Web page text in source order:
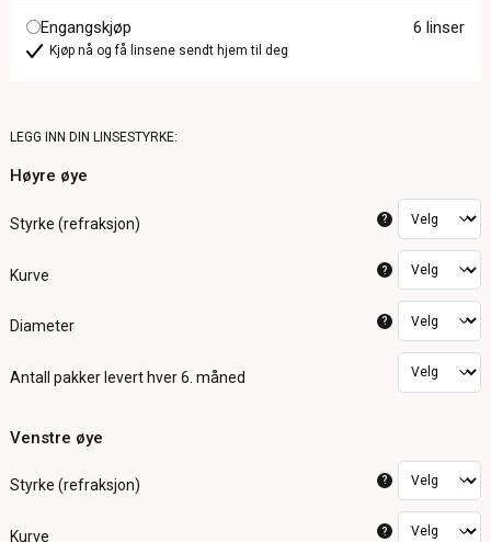
Engangskjøp 6 linser
Kjøp nå og få linsene sendt hjem til deg
LEGG INN DIN LINSESTYRKE:
Høyre øye
Styrke (refraksjon) ?
Kurve ?
Diameter ?
Antall pakker levert hver 6. måned
Venstre øye
Styrke (refraksjon) ?
Kurve ?